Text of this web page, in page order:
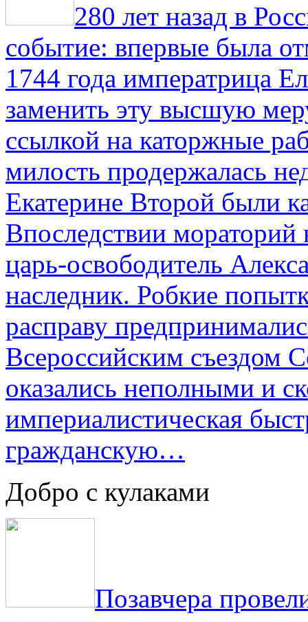
280 лет назад в
событие: впервые была
1744 года императрица
заменить эту высшую
ссылкой на каторжные
милость продержалась
Екатерине Второй были
Впоследствии мораторий
царь-освободитель
наследник. Робкие
расправу
Всероссийским съездом
оказались неполными и
империалистическая
гражданскую…
Добро с кулаками
Позавчера